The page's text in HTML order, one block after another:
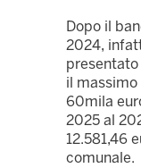
Dopo il
2024,
il
60mila
2025 al
12.581,46
comunale.